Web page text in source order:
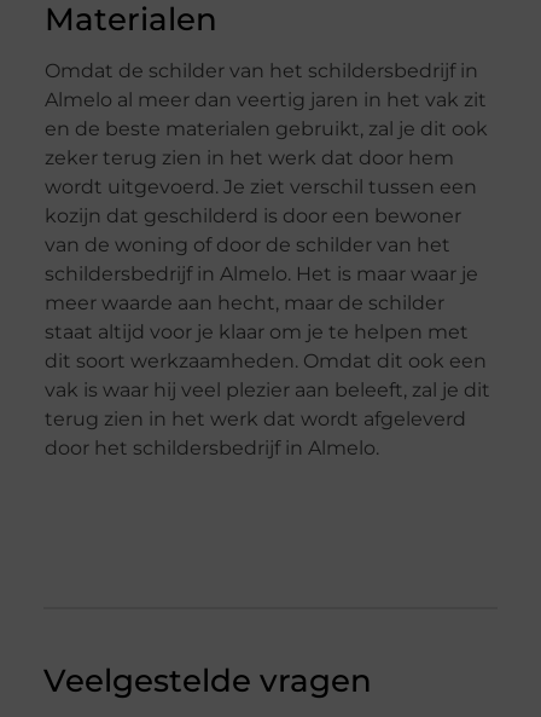
Materialen
Omdat de schilder van het schildersbedrijf in
Almelo al meer dan veertig jaren in het vak zit
en de beste materialen gebruikt, zal je dit ook
zeker terug zien in het werk dat door hem
wordt uitgevoerd. Je ziet verschil tussen een
kozijn dat geschilderd is door een bewoner
van de woning of door de schilder van het
schildersbedrijf in Almelo. Het is maar waar je
meer waarde aan hecht, maar de schilder
staat altijd voor je klaar om je te helpen met
dit soort werkzaamheden. Omdat dit ook een
vak is waar hij veel plezier aan beleeft, zal je dit
terug zien in het werk dat wordt afgeleverd
door het schildersbedrijf in Almelo.
Veelgestelde vragen